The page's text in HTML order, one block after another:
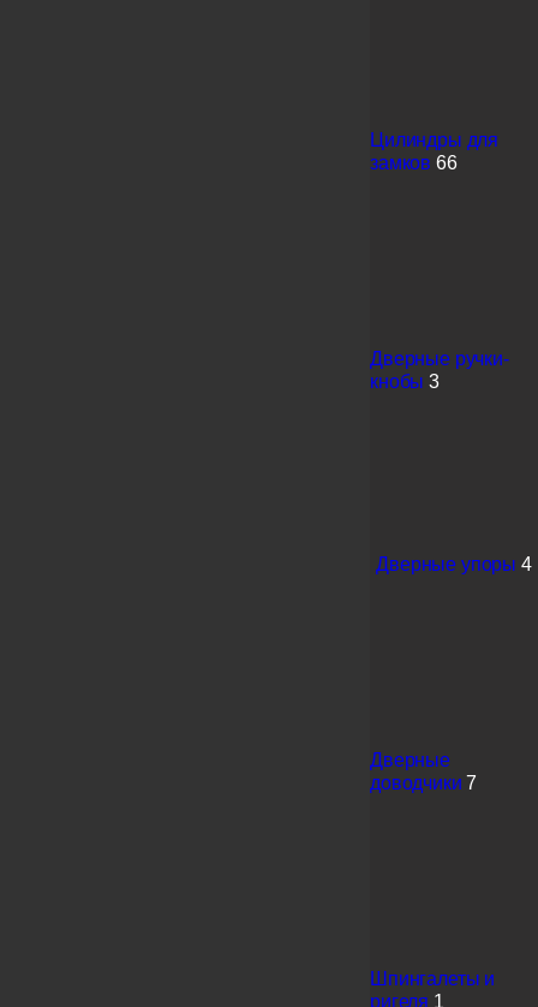
Цилиндры для
замков 66
Дверные ручки-
кнобы 3
Дверные упоры 4
Дверные
доводчики 7
Шпингалеты и
ригеля 1